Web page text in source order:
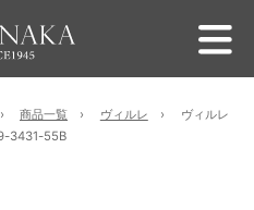
商品一覧 ヴィルレ
ヴィルレ
3431-55B